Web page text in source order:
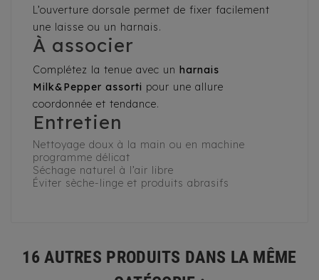
L’ouverture dorsale permet de fixer facilement
une laisse ou un harnais.
À associer
Complétez la tenue avec un harnais
Milk&Pepper assorti pour une allure
coordonnée et tendance.
Entretien
Nettoyage doux à la main ou en machine
programme délicat
Séchage naturel à l’air libre
Éviter sèche-linge et produits abrasifs
16 AUTRES PRODUITS DANS LA MÊME